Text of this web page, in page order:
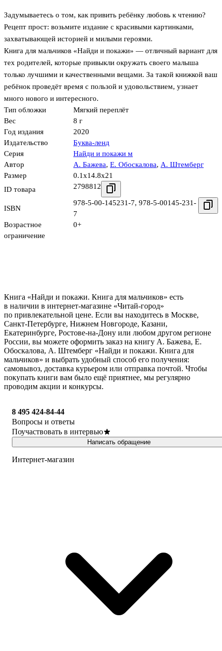
Задумываетесь о том, как привить ребёнку любовь к чтению?
Рецепт прост: возьмите издание с красивыми картинками,
захватывающей историей и милыми героями.
Книга для мальчиков «Найди и покажи» — отличный вариант для
тех родителей, которые привыкли окружать своего малыша
только лучшими и качественными вещами. За такой книжкой ваш
ребёнок проведёт время с пользой и удовольствием, узнает
много нового и интересного.
Тип обложки
Мягкий переплёт
Вес
8 г
Год издания
2020
Издательство
Буква-ленд
Серия
Найди и покажи м
Автор
А. Бажева, Е. Обоскалова, А. Штемберг
Размер
0.1x14.8x21
ID товара
2798812
ISBN
978-5-00-145231-7, 978-5-00145-231-
7
Возрастное
ограничение
0+
Книга «Найди и покажи. Книга для мальчиков» есть
в наличии в интернет-магазине «Читай-город»
по привлекательной цене. Если вы находитесь в Москве,
Санкт-Петербурге, Нижнем Новгороде, Казани,
Екатеринбурге, Ростове-на-Дону или любом другом регионе
России, вы можете оформить заказ на книгу А. Бажева, Е.
Обоскалова, А. Штемберг «Найди и покажи. Книга для
мальчиков» и выбрать удобный способ его получения:
самовывоз, доставка курьером или отправка почтой. Чтобы
покупать книги вам было ещё приятнее, мы регулярно
проводим акции и конкурсы.
8 495 424-84-44
Вопросы и ответы
Поучаствовать в интервью
Написать обращение
Интернет-магазин